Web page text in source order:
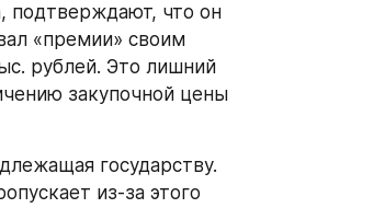
подтверждают, что он
«премии» своим
рублей. Это лишний
закупочной цены
из-за этого